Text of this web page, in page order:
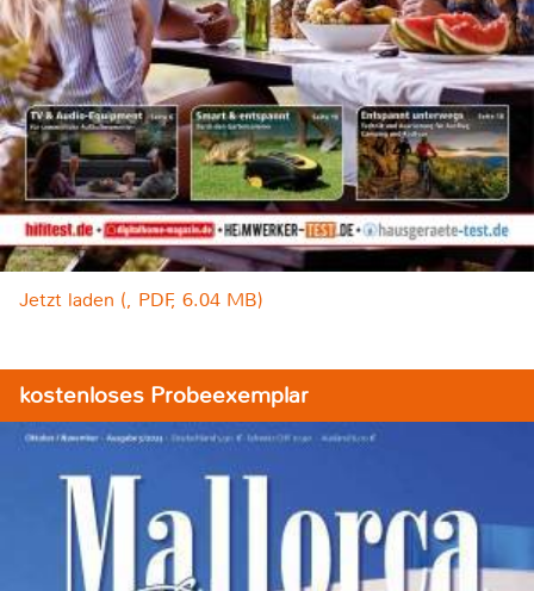
Jetzt laden (, PDF, 6.04 MB)
kostenloses Probeexemplar